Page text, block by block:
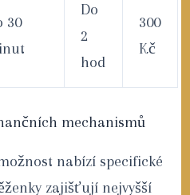
30
Do
2
hod
300
Kč
mechanismů
nabízí specifické
zajišťují nejvyšší